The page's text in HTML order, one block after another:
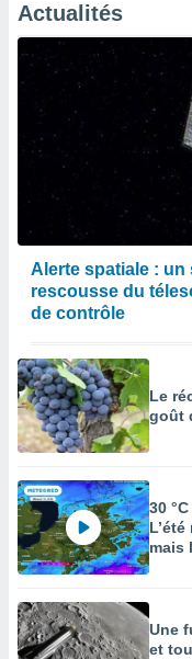
Actualités
Alerte spatiale : un
rescousse du
de contrôle
Le
goût
30
mais
Une
et